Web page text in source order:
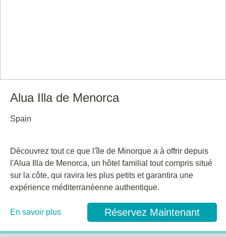
Alua Illa de Menorca
Spain
Découvrez tout ce que l'île de Minorque a à offrir depuis
l'Alua Illa de Menorca, un hôtel familial tout compris situé
sur la côte, qui ravira les plus petits et garantira une
expérience méditerranéenne authentique.
En savoir plus Réservez Maintenant